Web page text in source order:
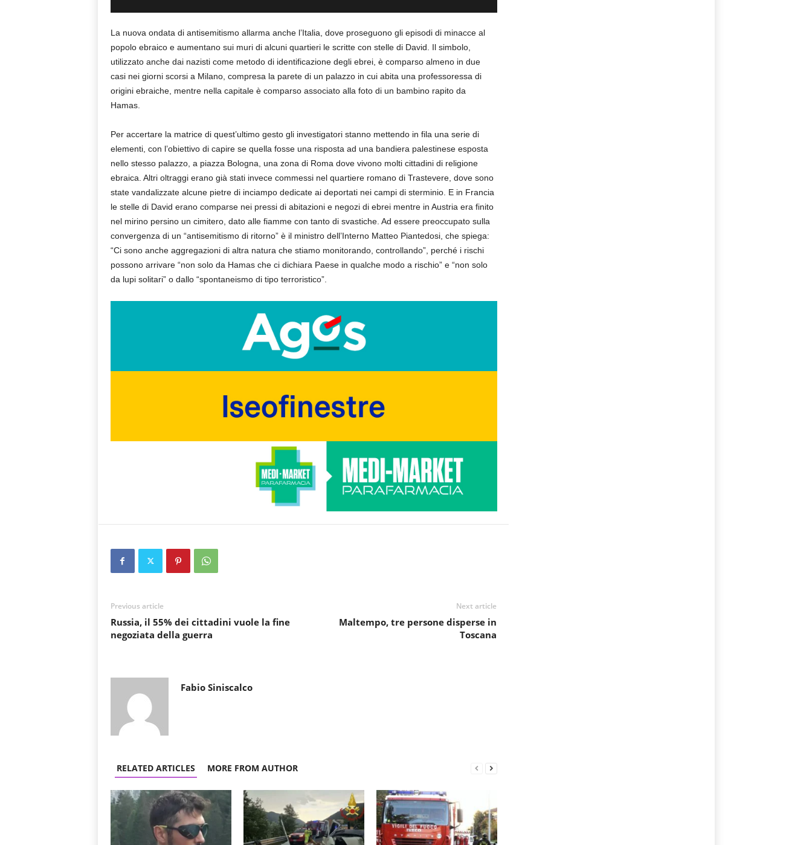
La nuova ondata di antisemitismo allarma anche l’Italia, dove proseguono gli episodi di minacce al
popolo ebraico e aumentano sui muri di alcuni quartieri le scritte con stelle di David. Il simbolo,
utilizzato anche dai nazisti come metodo di identificazione degli ebrei, è comparso almeno in due
casi nei giorni scorsi a Milano, compresa la parete di un palazzo in cui abita una professoressa di
origini ebraiche, mentre nella capitale è comparso associato alla foto di un bambino rapito da
Hamas.
Per accertare la matrice di quest’ultimo gesto gli investigatori stanno mettendo in fila una serie di
elementi, con l’obiettivo di capire se quella fosse una risposta ad una bandiera palestinese esposta
nello stesso palazzo, a piazza Bologna, una zona di Roma dove vivono molti cittadini di religione
ebraica. Altri oltraggi erano già stati invece commessi nel quartiere romano di Trastevere, dove sono
state vandalizzate alcune pietre di inciampo dedicate ai deportati nei campi di sterminio. E in Francia
le stelle di David erano comparse nei pressi di abitazioni e negozi di ebrei mentre in Austria era finito
nel mirino persino un cimitero, dato alle fiamme con tanto di svastiche. Ad essere preoccupato sulla
convergenza di un “antisemitismo di ritorno” è il ministro dell’Interno Matteo Piantedosi, che spiega:
“Ci sono anche aggregazioni di altra natura che stiamo monitorando, controllando”, perché i rischi
possono arrivare “non solo da Hamas che ci dichiara Paese in qualche modo a rischio” e “non solo
da lupi solitari” o dallo “spontaneismo di tipo terroristico”.
Previous article
Russia, il 55% dei cittadini vuole la fine
negoziata della guerra
Next article
Maltempo, tre persone disperse in
Toscana
Fabio Siniscalco
RELATED ARTICLES MORE FROM AUTHOR